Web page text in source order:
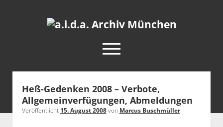
a.i.d.a.
open
menu
facebook
rss info@aida-archiv.de
Home
Heß-Gedenken 2008 – Verbote,
Allgemeinverfügungen, Abmeldungen
Veröffentlicht 15. August 2008von Marcus Buschmüller.